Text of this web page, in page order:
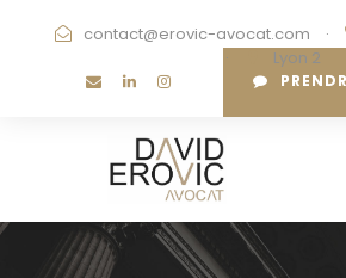
contact@erovic-avocat.com ·
·
Lyon 2